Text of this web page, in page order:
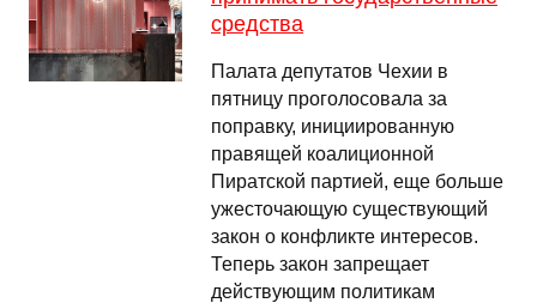
средства
Палата депутатов Чехии в
пятницу проголосовала за
поправку, инициированную
правящей коалиционной
Пиратской партией, еще больше
ужесточающую существующий
закон о конфликте интересов.
Теперь закон запрещает
действующим политикам